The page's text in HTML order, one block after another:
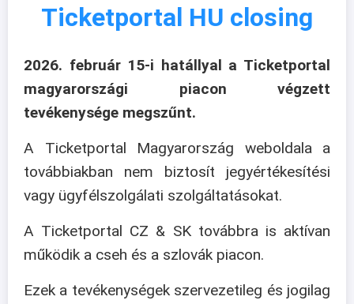
Ticketportal HU closing
2026. február 15-i hatállyal a Ticketportal
magyarországi piacon végzett
tevékenysége megszűnt.
A Ticketportal Magyarország weboldala a
továbbiakban nem biztosít jegyértékesítési
vagy ügyfélszolgálati szolgáltatásokat.
A Ticketportal CZ & SK továbbra is aktívan
működik a cseh és a szlovák piacon.
Ezek a tevékenységek szervezetileg és jogilag